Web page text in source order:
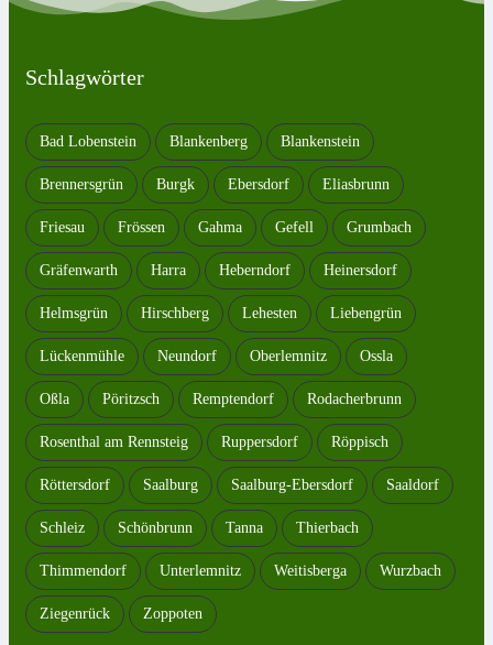
Schlagwörter
Bad Lobenstein Blankenberg Blankenstein
Brennersgrün Burgk Ebersdorf Eliasbrunn
Friesau Frössen Gahma Gefell Grumbach
Gräfenwarth Harra Heberndorf Heinersdorf
Helmsgrün Hirschberg Lehesten Liebengrün
Lückenmühle Neundorf Oberlemnitz Ossla
Oßla Pöritzsch Remptendorf Rodacherbrunn
Rosenthal am Rennsteig Ruppersdorf Röppisch
Röttersdorf Saalburg Saalburg-Ebersdorf Saaldorf
Schleiz Schönbrunn Tanna Thierbach
Thimmendorf Unterlemnitz Weitisberga Wurzbach
Ziegenrück Zoppoten